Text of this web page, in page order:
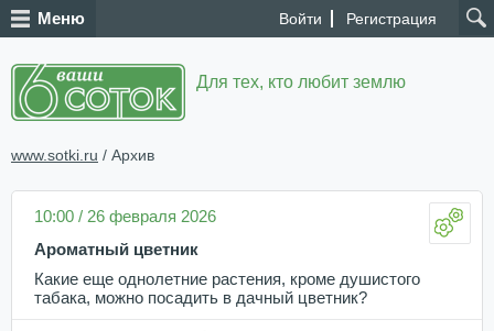
Войти Регистрация
Меню
Для тех, кто любит землю
www.sotki.ru / Архив
10:00 / 26 февраля 2026
Ароматный цветник
Какие еще однолетние растения, кроме душистого
табака, можно посадить в дачный цветник?